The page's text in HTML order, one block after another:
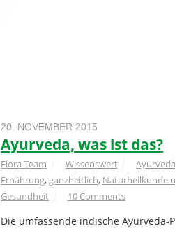
20. NOVEMBER 2015
Ayurveda, was ist das?
Flora Team Wissenswert Ayurveda
Ernährung, ganzheitlich, Naturheilkunde
Gesundheit
10 Comments
Die umfassende indische Ayurveda-